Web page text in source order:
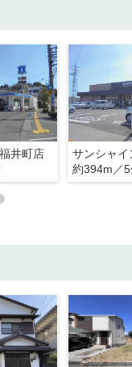
井町店
サンシャイ
約394m／